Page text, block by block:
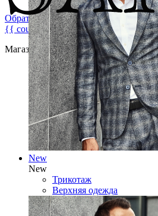
Обратная связь
{{ count }}
Магазин брендовой мужской одежды
New
New
Трикотаж
Верхняя одежда